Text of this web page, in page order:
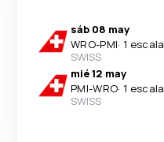
sáb 08 may
WRO-PMI· 1 escala
SWISS
mié 12 may
PMI-WRO· 1 escala
SWISS